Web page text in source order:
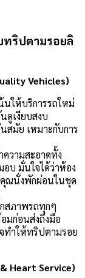
ทริปตามรอยลิ
Vehicles)
นให้บริการรถใหม่
ดูเงียบสงบ
มัย เหมาะกับการ
วามสะอาดทั้ง
บ มั่นใจได้ว่าห้อง
คุณนั่งพักผ่อนในชุด
สภาพรถทุกๆ
มก่อนส่งถึงมือ
ทำให้ทริปตามรอย
Heart Service)